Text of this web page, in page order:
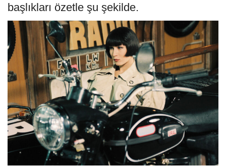
başlıkları özetle şu şekilde.